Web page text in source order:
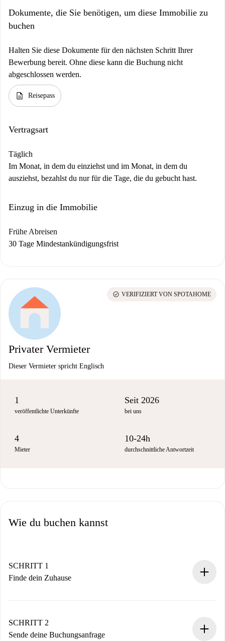
Dokumente, die Sie benötigen, um diese Immobilie zu
buchen
Halten Sie diese Dokumente für den nächsten Schritt Ihrer
Bewerbung bereit. Ohne diese kann die Buchung nicht
abgeschlossen werden.
description Reisepass
Vertragsart
Täglich
Im Monat, in dem du einziehst und im Monat, in dem du
ausziehst, bezahlst du nur für die Tage, die du gebucht hast.
Einzug in die Immobilie
Frühe Abreisen
30 Tage Mindestankündigungsfrist
Privater Vermieter
Dieser Vermieter spricht Englisch
check_circle VERIFIZIERT VON SPOTAHOME
1
veröffentlichte Unterkünfte
Seit 2026
bei uns
4
Mieter
10-24h
durchschnittliche Antwortzeit
Wie du buchen kannst
SCHRITT 1
Finde dein Zuhause
Du erhältst alle notwendigen Informationen im Voraus.
SCHRITT 2
Sende deine Buchungsanfrage